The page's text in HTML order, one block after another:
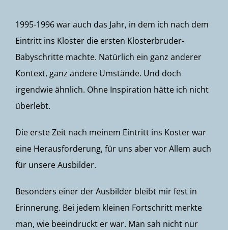
1995-1996 war auch das Jahr, in dem ich nach dem
Eintritt ins Kloster die ersten Klosterbruder-
Babyschritte machte. Natürlich ein ganz anderer
Kontext, ganz andere Umstände. Und doch
irgendwie ähnlich. Ohne Inspiration hätte ich nicht
überlebt.
Die erste Zeit nach meinem Eintritt ins Koster war
eine Herausforderung, für uns aber vor Allem auch
für unsere Ausbilder.
Besonders einer der Ausbilder bleibt mir fest in
Erinnerung. Bei jedem kleinen Fortschritt merkte
man, wie beeindruckt er war. Man sah nicht nur